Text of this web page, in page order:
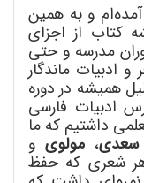
ام و به همین
کتاب از اجزای
مدرسه و حتی
ادبیات ماندگار
همیشه در دوره
ادبیات فارسی
داشتیم که ما
سعدی،مولوی و
هر شعری که حفظ